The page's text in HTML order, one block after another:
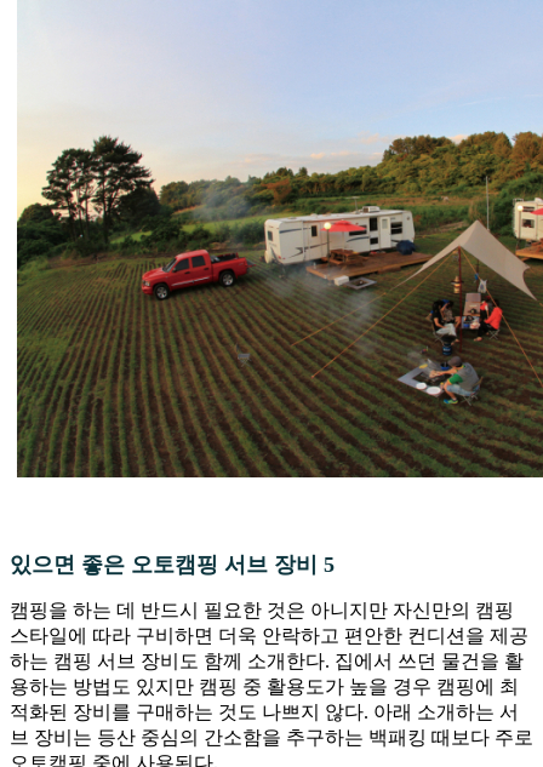
있으면 좋은 오토캠핑 서브 장비 5
캠핑을 하는 데 반드시 필요한 것은 아니지만 자신만의 캠핑
스타일에 따라 구비하면 더욱 안락하고 편안한 컨디션을 제공
하는 캠핑 서브 장비도 함께 소개한다. 집에서 쓰던 물건을 활
용하는 방법도 있지만 캠핑 중 활용도가 높을 경우 캠핑에 최
적화된 장비를 구매하는 것도 나쁘지 않다. 아래 소개하는 서
브 장비는 등산 중심의 간소함을 추구하는 백패킹 때보다 주로